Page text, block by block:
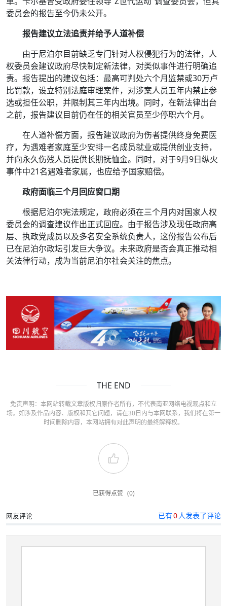
委员会的报告至今仍未公开。
报告建议立法追责并给予人道补偿
由于尼泊尔目前缺乏专门针对人权侵犯行为的法律，人
权委员会建议政府尽快制定新法律，对类似事件进行明确追
责。报告提出的建议包括：最高可判处六个月监禁或30万卢
比罚款，设立特别法庭审理案件，对涉案人员五年内禁止参
选或担任公职，并限制其三年内出境。同时，在新法律出台
之前，报告建议目前仍在任的相关官员至少停职六个月。
在人道补偿方面，报告建议政府为伤者提供终身免费医
疗，为遇难者家庭至少安排一名成员就业或提供创业支持，
并向永久伤残人员提供长期抚恤金。同时，对于9月9日纵火
事件中21名遇难者家属，也应给予国家赔偿。
政府面临三个月回应窗口期
根据尼泊尔宪法规定，政府必须在三个月内对国家人权
委员会的调查建议作出正式回应。由于报告涉及现任政府高
层、执政党成员以及多名安全系统负责人，这份报告公布后
已在尼泊尔政坛引发巨大争议。未来政府是否会真正推动相
关法律行动，成为当前尼泊尔社会关注的焦点。
THE END
免责声明：本网站转载文章版权归原作者所有，不代表南亚网络电视观点和立
场。如涉及作品内容、版权和其它问题，请在30日内与本网联系，我们将在第一
时间删除内容，本网站拥有对此声明的最终解释权。
已获得点赞 (0)
网友评论 已有0 人发表了评论